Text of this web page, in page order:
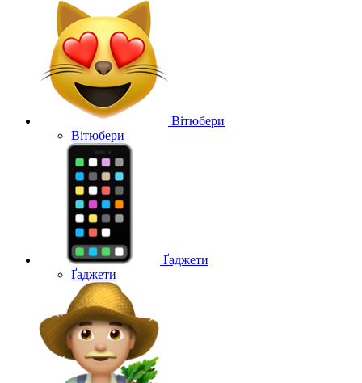
Вітюбери
Вітюбери
Ґаджети
Ґаджети